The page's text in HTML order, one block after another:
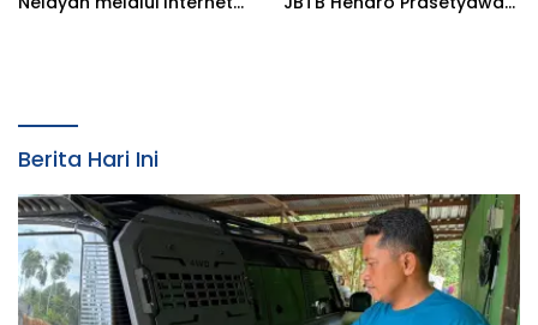
Berita Hari Ini